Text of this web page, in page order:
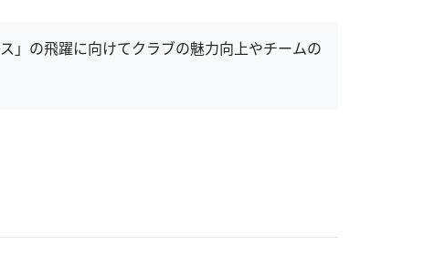
」の飛躍に向けてクラブの魅力向上やチームの